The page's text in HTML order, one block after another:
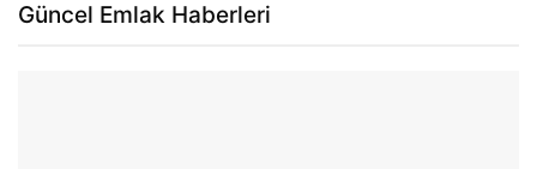
Güncel Emlak Haberleri